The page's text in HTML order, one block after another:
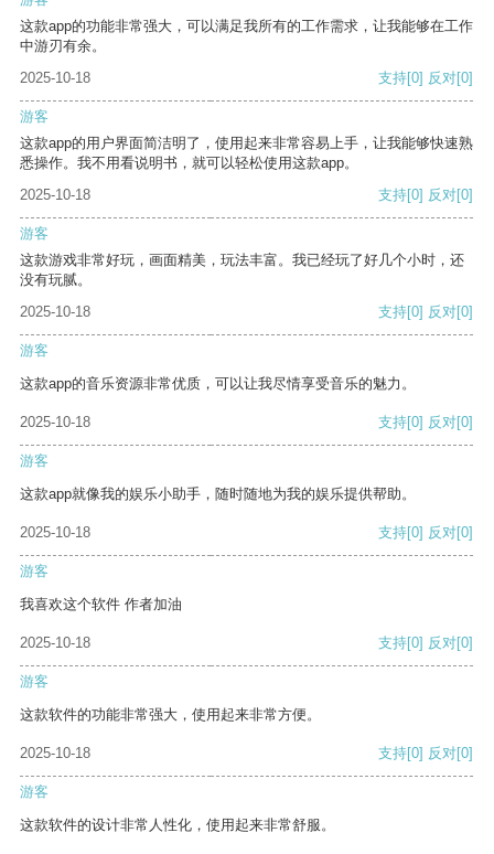
这款app的功能非常强大，可以满足我所有的工作需求，让我能够在工作
中游刃有余。
2025-10-18
支持[0] 反对[0]
游客
这款app的用户界面简洁明了，使用起来非常容易上手，让我能够快速熟
悉操作。我不用看说明书，就可以轻松使用这款app。
2025-10-18
支持[0] 反对[0]
游客
这款游戏非常好玩，画面精美，玩法丰富。我已经玩了好几个小时，还
没有玩腻。
2025-10-18
支持[0] 反对[0]
游客
这款app的音乐资源非常优质，可以让我尽情享受音乐的魅力。
2025-10-18 支持[0] 反对[0]
游客
这款app就像我的娱乐小助手，随时随地为我的娱乐提供帮助。
2025-10-18 支持[0] 反对[0]
游客
我喜欢这个软件 作者加油
2025-10-18 支持[0] 反对[0]
游客
这款软件的功能非常强大，使用起来非常方便。
2025-10-18 支持[0] 反对[0]
游客
这款软件的设计非常人性化，使用起来非常舒服。